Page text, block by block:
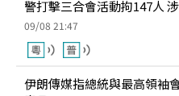
警打擊三合會活動拘147人
09/08 21:47
伊朗傳媒指總統與最高領袖